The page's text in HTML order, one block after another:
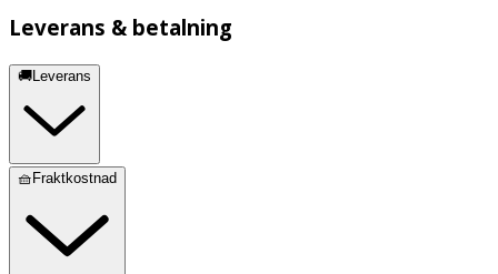
Leverans & betalning
🚚Leverans
🧺Fraktkostnad